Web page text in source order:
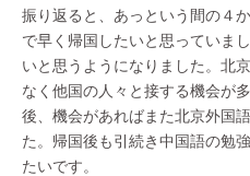
振り返ると、あっという間の４
で早く帰国したいと思っていま
いと思うようになりました。北
なく他国の人々と接する機会が
後、機会があればまた北京外国
た。帰国後も引続き中国語の勉
たいです。